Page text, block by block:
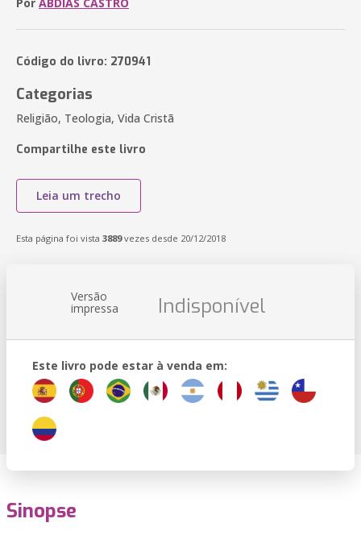
Código do livro: 270941
Categorias
Religião, Teologia, Vida Cristã
Compartilhe este livro
Leia um trecho
Esta página foi vista 3889vezes desde 20/12/2018
Versão
impressa Indisponível
Este livro pode estar à venda em:
Sinopse